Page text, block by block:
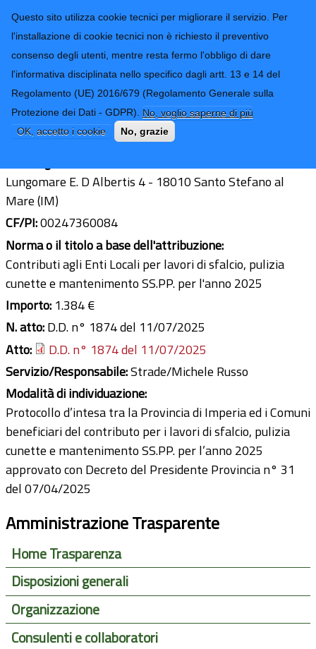
Questo sito utilizza cookie tecnici per migliorare il servizio. Per
l'installazione di cookie tecnici non è richiesto il preventivo
consenso degli utenti, mentre resta fermo l'obbligo di dare
l'informativa disciplinata nello specifico dagli artt. 13 e 14 del
Regolamento (UE) 2016/679 (Regolamento Generale sulla
Protezione dei Dati - GDPR). No, voglio saperne di più
OK, accetto i cookie
No, grazie
Provincia di
Imperia
CONTATTI-URP
TRASPARENZA
Form di ricerca
Comune di S. Stefano al Mare
Ultimo aggiornamento: 18/08/2025 - 14:41
Lungomare E. D Albertis 4 - 18010 Santo Stefano al
Mare (IM)
CF/PI:00247360084
Norma o il titolo a base dell'attribuzione:
Contributi agli Enti Locali per lavori di sfalcio, pulizia
cunette e mantenimento SS.PP. per l'anno 2025
Importo: 1.384 €
N. atto:D.D. n° 1874 del 11/07/2025
Atto:
D.D. n° 1874 del 11/07/2025
Servizio/Responsabile:Strade/Michele Russo
Modalità di individuazione:
Protocollo d’intesa tra la Provincia di Imperia ed i Comuni
beneficiari del contributo per i lavori di sfalcio, pulizia
cunette e mantenimento SS.PP. per l’anno 2025
approvato con Decreto del Presidente Provincia n° 31
del 07/04/2025
Amministrazione Trasparente
Home Trasparenza
Disposizioni generali
Organizzazione
Consulenti e collaboratori